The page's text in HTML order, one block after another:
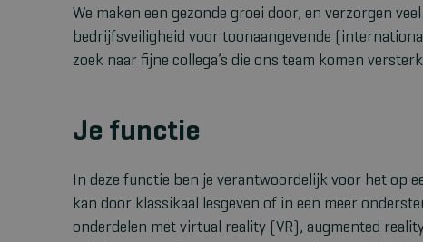
We maken een gezonde groei door, en verzorgen
bedrijfsveiligheid voor toonaangevende
zoek naar fijne collega’s die ons team komen
Je functie
In deze functie ben je verantwoordelijk voor het op
kan door klassikaal lesgeven of in een meer
onderdelen met virtual reality (VR), augmented